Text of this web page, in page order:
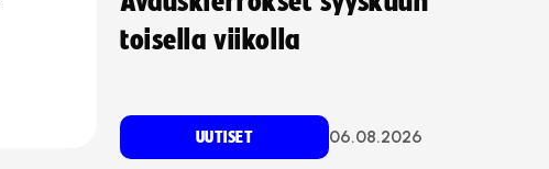
toisella viikolla
UUTISET 06.08.2026